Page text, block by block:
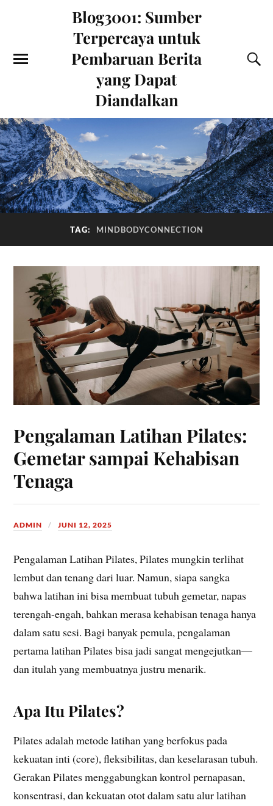
Blog3001: Sumber
Terpercaya untuk
Pembaruan Berita
yang Dapat
Diandalkan
TAG: MINDBODYCONNECTION
Pengalaman Latihan Pilates:
Gemetar sampai Kehabisan
Tenaga
ADMIN JUNI 12, 2025
Pengalaman Latihan Pilates, Pilates mungkin terlihat
lembut dan tenang dari luar. Namun, siapa sangka
bahwa latihan ini bisa membuat tubuh gemetar, napas
terengah-engah, bahkan merasa kehabisan tenaga hanya
dalam satu sesi. Bagi banyak pemula, pengalaman
pertama latihan Pilates bisa jadi sangat mengejutkan—
dan itulah yang membuatnya justru menarik.
Apa Itu Pilates?
Pilates adalah metode latihan yang berfokus pada
kekuatan inti (core), fleksibilitas, dan keselarasan tubuh.
Gerakan Pilates menggabungkan kontrol pernapasan,
konsentrasi, dan kekuatan otot dalam satu alur latihan